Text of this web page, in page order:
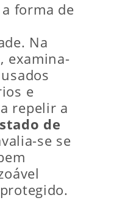
forma de
Na
examina-
e
repelir a
de
se se